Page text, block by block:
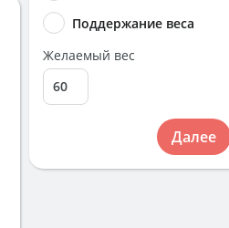
Поддержание веса
Желаемый вес
Далее